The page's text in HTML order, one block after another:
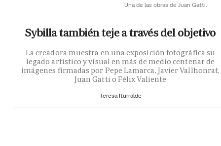
Una de las obras de Juan Gatti.
Sybilla también teje a través del objetivo
La creadora muestra en una exposición fotográfica su
legado artístico y visual en más de medio centenar de
imágenes firmadas por Pepe Lamarca, Javier Vallhonrat,
Juan Gatti o Félix Valiente
Teresa Iturralde